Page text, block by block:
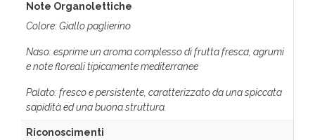
Note Organolettiche
Colore: Giallo paglierino
Naso: esprime un aroma complesso di frutta fresca, agrumi
e note floreali tipicamente mediterranee
Palato: fresco e persistente, caratterizzato da una spiccata
sapidità ed una buona struttura.
Riconoscimenti